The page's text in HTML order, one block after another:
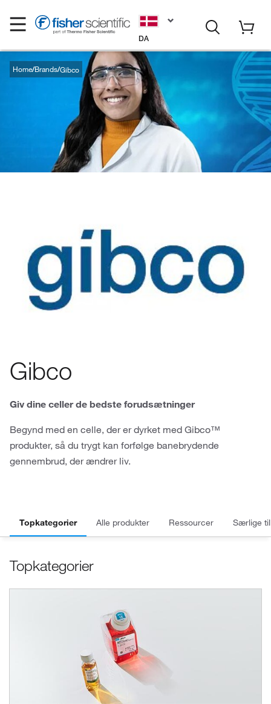
DA
Home Brands Gibco
Gibco
Giv dine celler de bedste forudsætninger
Begynd med en celle, der er dyrket med Gibco™
produkter, så du trygt kan forfølge banebrydende
gennembrud, der ændrer liv.
Topkategorier Alle produkter Ressourcer Særlige
Topkategorier